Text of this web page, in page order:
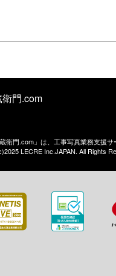
門.com
蔵衛門.com」は、工事写真業務支援
LECRE Inc.JAPAN. All Rights